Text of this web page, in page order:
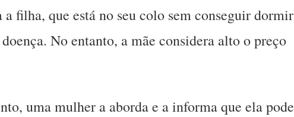
a filha, que está no seu colo sem conseguir dormir
No entanto, a mãe considera alto o preço
uma mulher a aborda e a informa que ela pode